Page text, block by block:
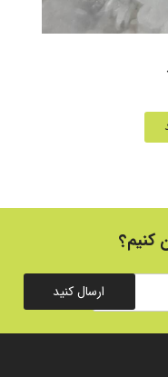
کنیم؟
ارسال کنید